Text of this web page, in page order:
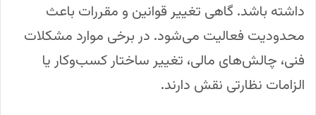
داشته باشد. گاهی تغییر قوانین و مقررات باعث
محدودیت فعالیت می‌شود. در برخی موارد مشکلات
فنی، چالش‌های مالی، تغییر ساختار کسب‌وکار یا
الزامات نظارتی نقش دارند.